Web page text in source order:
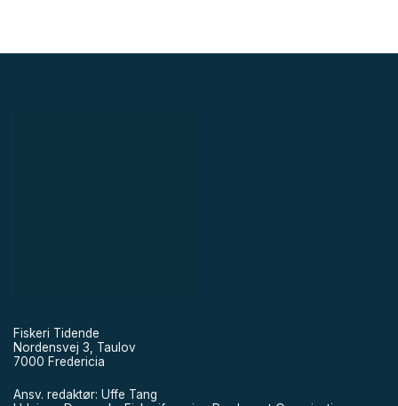
Fiskeri Tidende
Nordensvej 3, Taulov
7000 Fredericia
Ansv. redaktør: Uffe Tang